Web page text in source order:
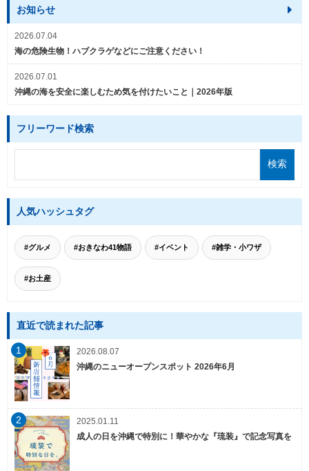
お知らせ
2026.07.04
海の危険生物！ハブクラゲなどにご注意ください！
2026.07.01
沖縄の海を安全に楽しむため気を付けたいこと｜2026年版
フリーワード検索
人気ハッシュタグ
#グルメ #おきなわ41物語 #イベント #雑学・小ワザ
#お土産
直近で読まれた記事
1
2026.08.07
沖縄のニューオープンスポット 2026年6月
2
2025.01.11
成人の日を沖縄で特別に！華やかな『琉装』で記念写真を